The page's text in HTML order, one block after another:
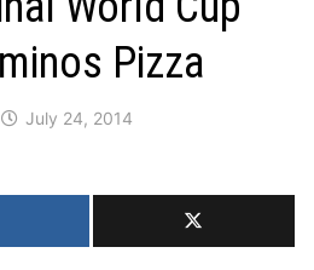
Pizza
July 24, 2014